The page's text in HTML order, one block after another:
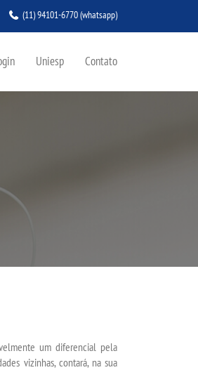
(11) 94101-6770(whatsapp)
Uniesp Contato
um diferencial pela
vizinhas, contará, na sua